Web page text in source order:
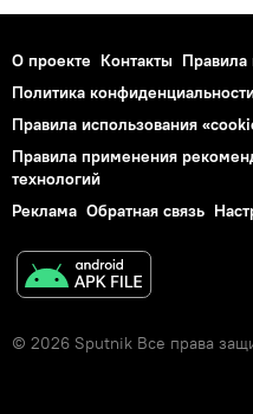
О проекте Контакты Правила
Политика
Правила использования
Правила применения
технологий
Реклама Обратная связь
© 2026 Sputnik Все права